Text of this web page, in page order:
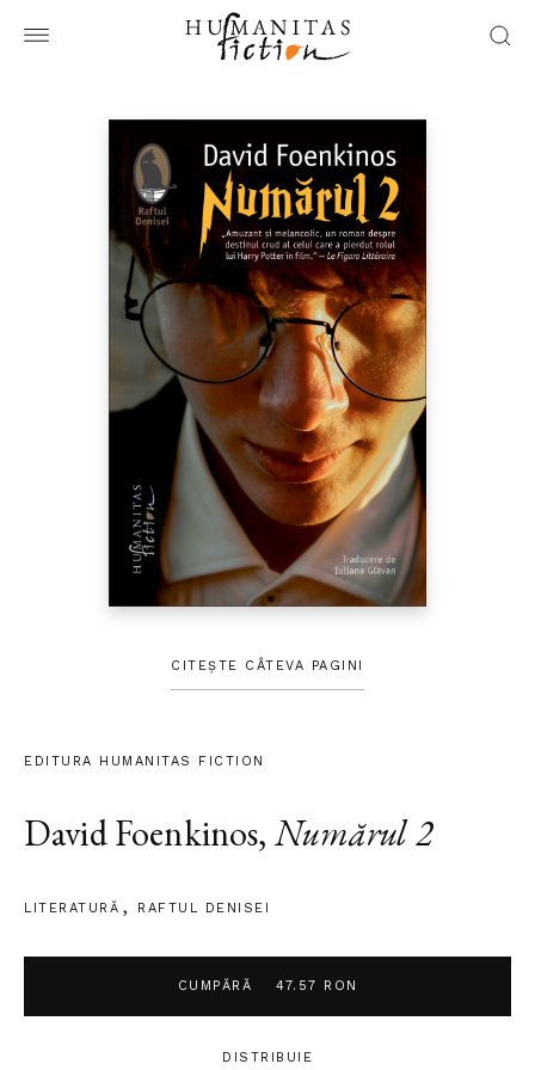
CITEȘTE CÂTEVA PAGINI
EDITURA HUMANITAS FICTION
David Foenkinos, Numărul 2
LITERATURĂ RAFTUL DENISEI
DISTRIBUIE
CUMPĂRĂ 47.57 RON